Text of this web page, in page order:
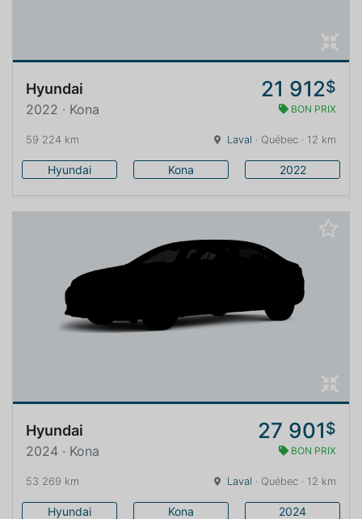
Hyundai 21 912$
2022 · Kona BON PRIX
59 224 km Laval · Québec · 12 km
Hyundai Kona 2022
Hyundai 27 901$
2024 · Kona BON PRIX
53 269 km Laval · Québec · 12 km
Hyundai Kona 2024